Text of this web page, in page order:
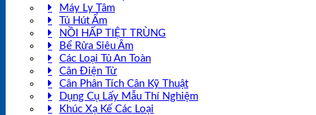
Máy Ly Tâm
Tủ Hút Ẩm
NỒI HẤP TIỆT TRÙNG
Bể Rửa Siêu Âm
Các Loại Tủ An Toàn
Cân Điện Tử
Cân Phân Tích Cân Kỹ Thuật
Dụng Cụ Lấy Mẫu Thí Nghiệm
Khúc Xạ Kế Các Loại